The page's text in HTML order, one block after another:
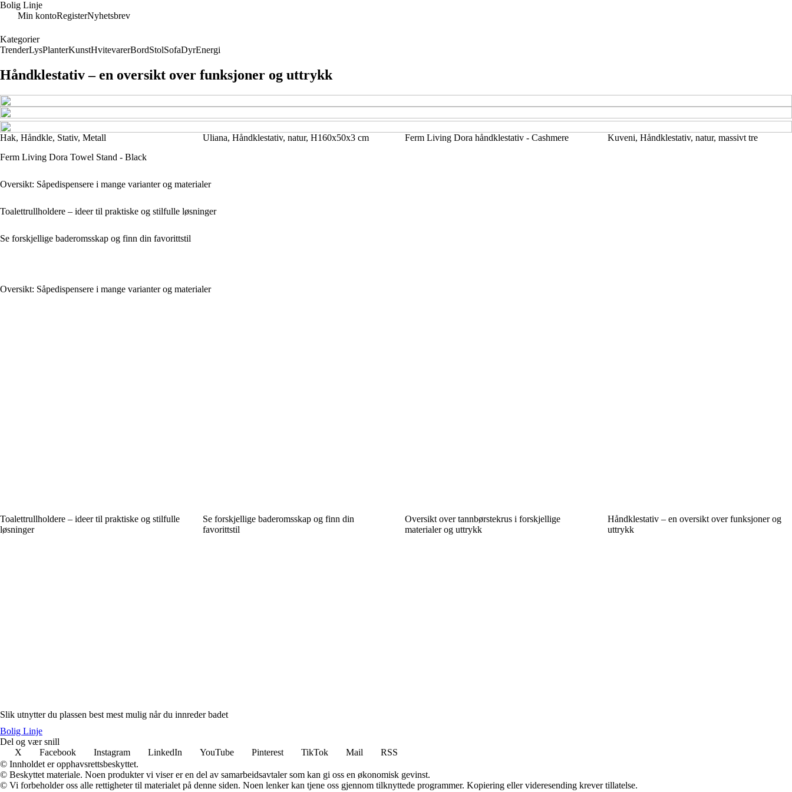
Bolig Linje
Min kontoRegisterNyhetsbrev
Kategorier
TrenderLysPlanterKunstHvitevarerBordStolSofaDyrEnergi
Håndklestativ – en oversikt over funksjoner og uttrykk
Hak, Håndkle, Stativ, Metall Uliana, Håndklestativ, natur, H160x50x3 cm Ferm Living Dora håndklestativ - Cashmere
Kuveni, Håndklestativ, natur, massivt tre
Ferm Living Dora Towel Stand - Black
Oversikt: Såpedispensere i mange varianter og materialer
Toalettrullholdere – ideer til praktiske og stilfulle løsninger
Se forskjellige baderomsskap og finn din favorittstil
Oversikt: Såpedispensere i mange varianter og materialer
Toalettrullholdere – ideer til praktiske og stilfulle
løsninger
Se forskjellige baderomsskap og finn din
favorittstil
Oversikt over tannbørstekrus i forskjellige
materialer og uttrykk
Håndklestativ – en oversikt over funksjoner og
uttrykk
Slik utnytter du plassen best mest mulig når du innreder badet
Bolig Linje
Del og vær snill
X
Facebook Instagram LinkedIn YouTube Pinterest TikTok Mail
RSS
© Innholdet er opphavsrettsbeskyttet.
© Beskyttet materiale. Noen produkter vi viser er en del av samarbeidsavtaler som kan gi oss en økonomisk gevinst.
© Vi forbeholder oss alle rettigheter til materialet på denne siden. Noen lenker kan tjene oss gjennom tilknyttede programmer. Kopiering eller videresending krever tillatelse.